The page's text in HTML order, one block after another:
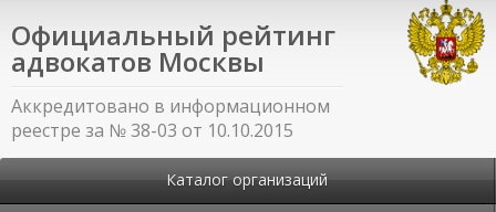
Официальный рейтинг
адвокатов Москвы
Аккредитовано в информационном
реестре за № 38-03 от 10.10.2015
Каталог организаций